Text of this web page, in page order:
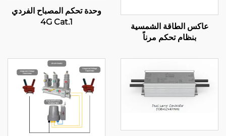
عاكس الطاقة الشمسية
بنظام تحكم مرناً
وحدة تحكم المصباح الفردي
4G Cat.1